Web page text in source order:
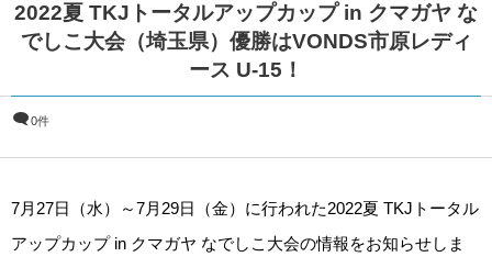
2022夏 TKJトータルアップカップ in クマガヤ な
でしこ大会（埼玉県）優勝はVONDS市原レディ
ース U-15！
0件
7月27日（水）～7月29日（金）に行われた2022夏 TKJトータル
アップカップ in クマガヤ なでしこ大会の情報をお知らせしま